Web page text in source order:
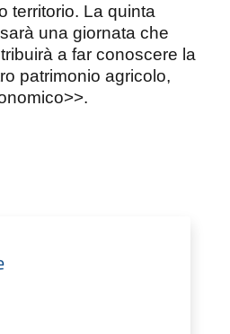
territorio. La quinta
una giornata che
a far conoscere la
patrimonio agricolo,